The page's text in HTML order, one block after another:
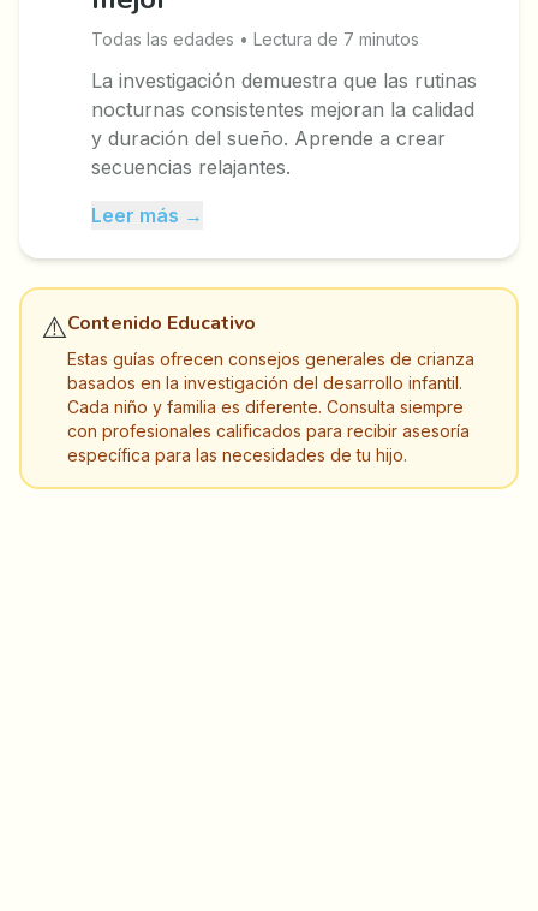
Todas las edades • Lectura de 7 minutos
La investigación demuestra que las rutinas
nocturnas consistentes mejoran la calidad
y duración del sueño. Aprende a crear
secuencias relajantes.
Leer más →
⚠️Contenido Educativo
Estas guías ofrecen consejos generales de crianza
basados en la investigación del desarrollo infantil.
Cada niño y familia es diferente. Consulta siempre
con profesionales calificados para recibir asesoría
específica para las necesidades de tu hijo.